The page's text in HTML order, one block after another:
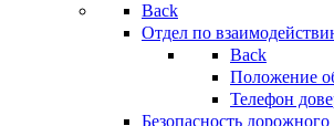
Back
Отдел по
Back
Положение
Телефон
Безопасность